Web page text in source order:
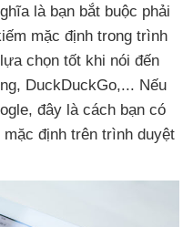
là bạn bắt buộc phải
mặc định trong trình
chọn tốt khi nói đến
, DuckDuckGo,... Nếu
, đây là cách bạn có
định trên trình duyệt